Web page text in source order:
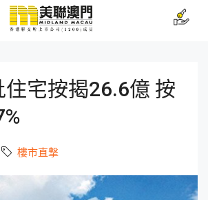
住宅按揭26.6億 按
樓市直撃